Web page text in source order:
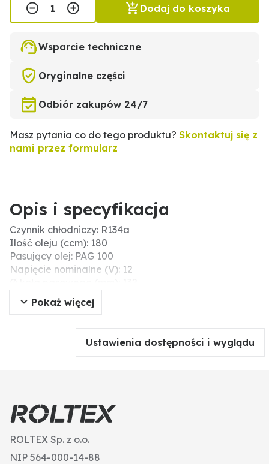
Dodaj do koszyka
Wsparcie techniczne
Oryginalne części
Odbiór zakupów 24/7
Masz pytania co do tego produktu? Skontaktuj się z
nami przez formularz
Opis i specyfikacja
Czynnik chłodniczy: R134a
Ilość oleju (ccm): 180
Pasujący olej: PAG 100
Napięcie nominalne (V): 12
Liczba rowków: 2
Wersja: SD7H15
Pokaż więcej
Ustawienia dostępności i wyglądu
ROLTEX Sp. z o.o.
NIP 564-000-14-88